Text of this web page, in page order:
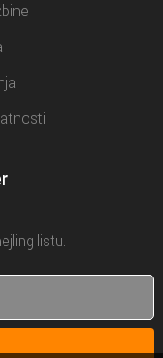
listu.